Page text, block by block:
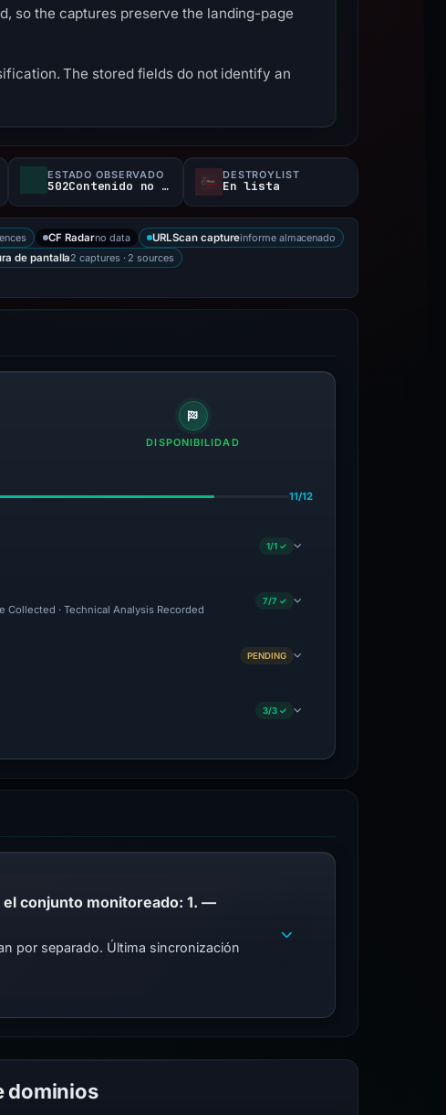
so the captures preserve the landing-page
The stored fields do not identify an
ESTADO OBSERVADO
502Contenido no disponible
DESTROYLIST
En lista
CF Radarno data URLScan captureinforme almacenado
de pantalla2 captures · 2 sources
DISPONIBILIDAD
11/12
1/1 ✓
Collected · Technical Analysis Recorded
7/7 ✓
PENDING
3/3 ✓
PhishDestroy enumera este dominio; Coincidencias de la lista de bloqueo pública en el conjunto monitoreado: 1. —
por separado. Última sincronización
dominios